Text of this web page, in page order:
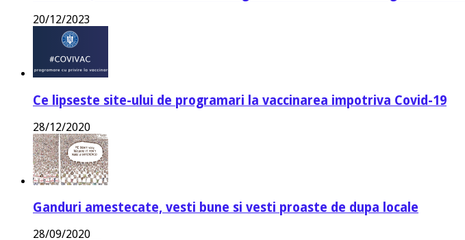
20/12/2023
Ce lipseste site-ului de programari la vaccinarea impotriva Covid-19
28/12/2020
Ganduri amestecate, vesti bune si vesti proaste de dupa locale
28/09/2020